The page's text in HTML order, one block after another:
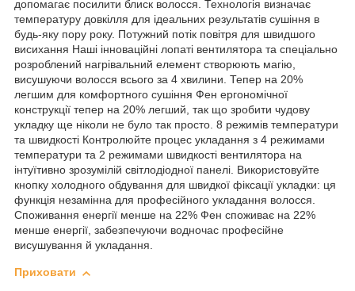
допомагає посилити блиск волосся. Технологія визначає
температуру довкілля для ідеальних результатів сушіння в
будь-яку пору року. Потужний потік повітря для швидшого
висихання Наші інноваційні лопаті вентилятора та спеціально
розроблений нагрівальний елемент створюють магію,
висушуючи волосся всього за 4 хвилини. Тепер на 20%
легшим для комфортного сушіння Фен ергономічної
конструкції тепер на 20% легший, так що зробити чудову
укладку ще ніколи не було так просто. 8 режимів температури
та швидкості Контролюйте процес укладання з 4 режимами
температури та 2 режимами швидкості вентилятора на
інтуїтивно зрозумілій світлодіодної панелі. Використовуйте
кнопку холодного обдування для швидкої фіксації укладки: ця
функція незамінна для професійного укладання волосся.
Споживання енергії менше на 22% Фен споживає на 22%
менше енергії, забезпечуючи водночас професійне
висушування й укладання.
Приховати